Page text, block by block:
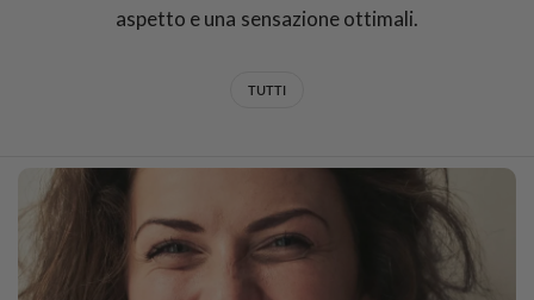
aspetto e una sensazione ottimali.
TUTTI